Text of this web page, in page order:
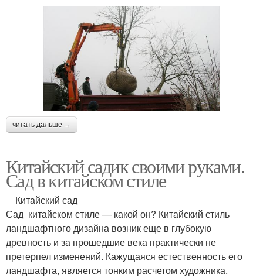
читать дальше →
Китайский садик своими руками.
Сад в китайском стиле
Китайский сад
Сад китайском стиле — какой он? Китайский стиль
ландшафтного дизайна возник еще в глубокую
древность и за прошедшие века практически не
претерпел изменений. Кажущаяся естественность его
ландшафта, является тонким расчетом художника.